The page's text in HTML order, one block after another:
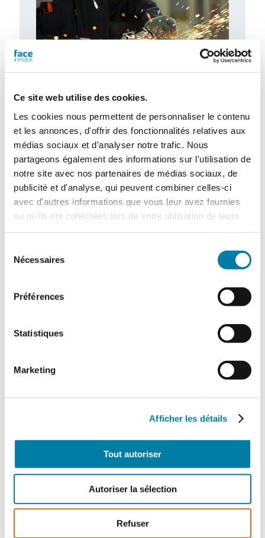
Ce site web utilise des cookies.
Les cookies nous permettent de personnaliser le contenu
et les annonces, d'offrir des fonctionnalités relatives aux
médias sociaux et d'analyser notre trafic. Nous
partageons également des informations sur l'utilisation de
notre site avec nos partenaires de médias sociaux, de
publicité et d'analyse, qui peuvent combiner celles-ci
avec d'autres informations que vous leur avez fournies
ou qu'ils ont collectées lors de votre utilisation de leurs
Nécessaires
Préférences
Statistiques
Marketing
Afficher les détails
Tout autoriser
Autoriser la sélection
Refuser
Gants de protection : de nouveaux
besoins à combler
Le marché des gants de protection est
marqué par d’importantes évolutions, tant
sur le plan de la fabrication que sur…
Dans un contexte marqué par l’émergence
des modes de stockage et d’exploitation,